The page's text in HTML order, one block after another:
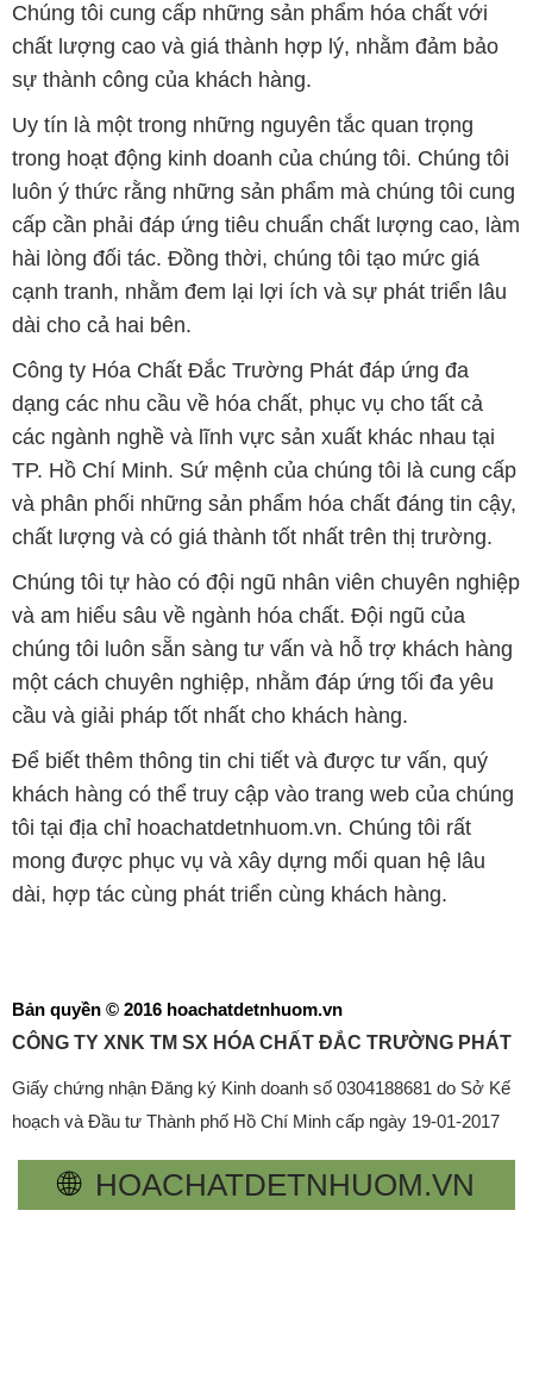
Chúng tôi cung cấp những sản phẩm hóa chất với
chất lượng cao và giá thành hợp lý, nhằm đảm bảo
sự thành công của khách hàng.
Uy tín là một trong những nguyên tắc quan trọng
trong hoạt động kinh doanh của chúng tôi. Chúng tôi
luôn ý thức rằng những sản phẩm mà chúng tôi cung
cấp cần phải đáp ứng tiêu chuẩn chất lượng cao, làm
hài lòng đối tác. Đồng thời, chúng tôi tạo mức giá
cạnh tranh, nhằm đem lại lợi ích và sự phát triển lâu
dài cho cả hai bên.
Công ty Hóa Chất Đắc Trường Phát đáp ứng đa
dạng các nhu cầu về hóa chất, phục vụ cho tất cả
các ngành nghề và lĩnh vực sản xuất khác nhau tại
TP. Hồ Chí Minh. Sứ mệnh của chúng tôi là cung cấp
và phân phối những sản phẩm hóa chất đáng tin cậy,
chất lượng và có giá thành tốt nhất trên thị trường.
Chúng tôi tự hào có đội ngũ nhân viên chuyên nghiệp
và am hiểu sâu về ngành hóa chất. Đội ngũ của
chúng tôi luôn sẵn sàng tư vấn và hỗ trợ khách hàng
một cách chuyên nghiệp, nhằm đáp ứng tối đa yêu
cầu và giải pháp tốt nhất cho khách hàng.
Để biết thêm thông tin chi tiết và được tư vấn, quý
khách hàng có thể truy cập vào trang web của chúng
tôi tại địa chỉ hoachatdetnhuom.vn. Chúng tôi rất
mong được phục vụ và xây dựng mối quan hệ lâu
dài, hợp tác cùng phát triển cùng khách hàng.
Bản quyền © 2016 hoachatdetnhuom.vn
CÔNG TY XNK TM SX HÓA CHẤT ĐẮC TRƯỜNG PHÁT
Giấy chứng nhận Đăng ký Kinh doanh số 0304188681 do Sở Kế
hoạch và Đầu tư Thành phố Hồ Chí Minh cấp ngày 19-01-2017
🌐 HOACHATDETNHUOM.VN